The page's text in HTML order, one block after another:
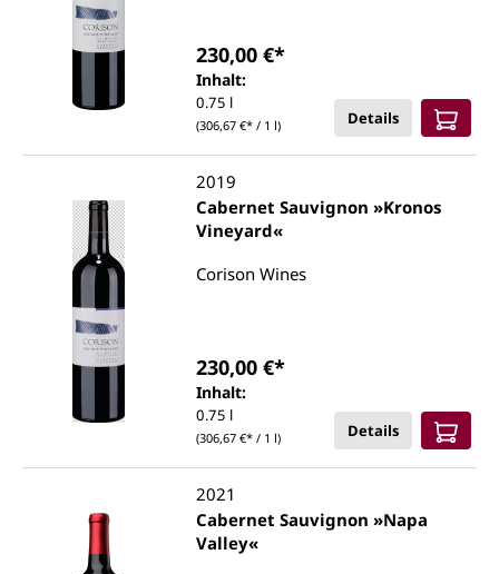
Inhalt:
0.75 l
(306,67 €* / 1 l)
230,00 €*
Details
2019
Cabernet Sauvignon »Kronos
Vineyard«
Corison Wines
Inhalt:
0.75 l
(306,67 €* / 1 l)
230,00 €*
Details
2021
Cabernet Sauvignon »Napa
Valley«